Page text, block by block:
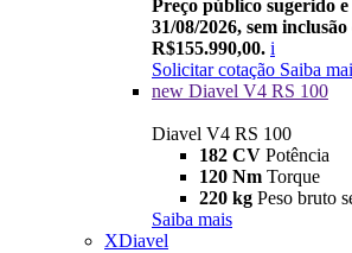
Preço público sugerido
31/08/2026, sem
R$155.990,00. i
Solicitar cotação Saiba
new Diavel V4 RS 100
Diavel V4 RS 100
182 CV Potência
120 Nm Torque
220 kg Peso bruto
Saiba mais
XDiavel